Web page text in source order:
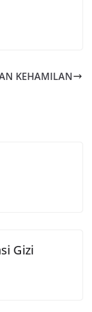
KEHAMILAN
Gizi